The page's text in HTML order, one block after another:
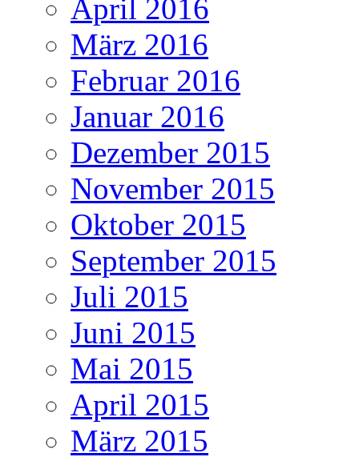
April 2016
März 2016
Februar 2016
Januar 2016
Dezember 2015
November 2015
Oktober 2015
September 2015
Juli 2015
Juni 2015
Mai 2015
April 2015
März 2015